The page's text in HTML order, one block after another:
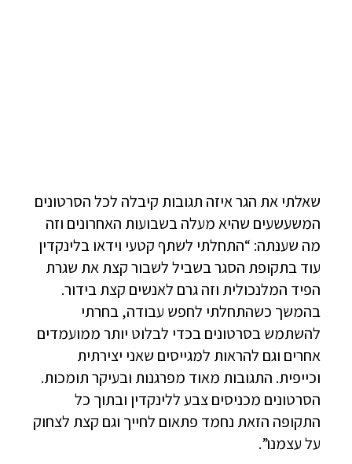
שאלתי את הגר איזה תגובות קיבלה לכל הסרטונים
המשעשעים שהיא מעלה בשבועות האחרונים וזה
מה שענתה: “התחלתי לשתף קטעי וידאו בלינקדין
עוד בתקופת הסגר בשביל לשבור קצת את שגרת
הפיד המלנכולית וזה גרם לאנשים קצת בידור.
בהמשך כשהתחלתי לחפש עבודה, בחרתי
להשתמש בסרטונים בכדי לבלוט יותר ממועמדים
אחרים וגם להראות למגייסים שאני יצירתית
וכייפית. התגובות מאוד מפרגנות ובעיקר תומכות.
הסרטונים מכניסים צבע ללינקדין ובתוך כל
התקופה הזאת נחמד פתאום לחייך וגם קצת לצחוק
על עצמנו”.